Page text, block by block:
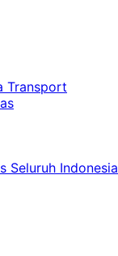
Transport
Seluruh Indonesia